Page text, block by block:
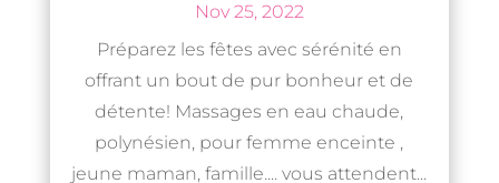
Nov 25, 2022
Préparez les fêtes avec sérénité en
offrant un bout de pur bonheur et de
détente! Massages en eau chaude,
polynésien, pour femme enceinte ,
jeune maman, famille.... vous attendent...